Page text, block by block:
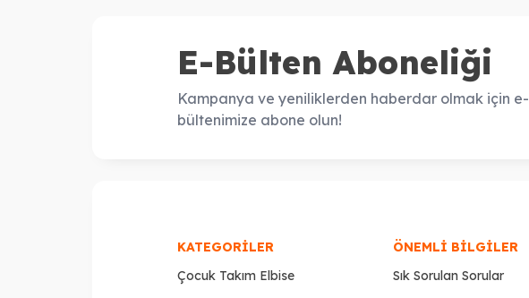
E-Bülten Aboneliği
Kampanya ve yeniliklerden haberdar olmak için e-
bültenimize abone olun!
KATEGORILER
Çocuk Takım Elbise
ÖNEMLI BILGILER
Sık Sorulan Sorular